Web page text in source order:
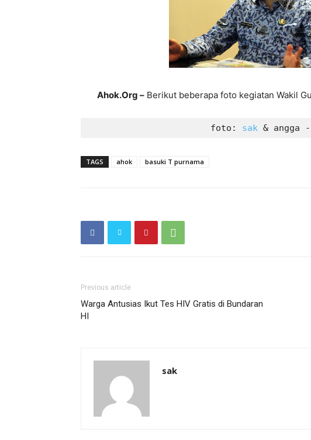
Ahok.Org – Berikut beberapa foto kegiatan Wakil
foto: sak & angga
TAGS ahok basuki T purnama
Previous article
Warga Antusias Ikut Tes HIV Gratis di Bundaran
HI
sak